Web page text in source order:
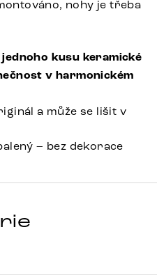
nohy je třeba
kusu keramické
v harmonickém
a může se lišit v
– bez dekorace